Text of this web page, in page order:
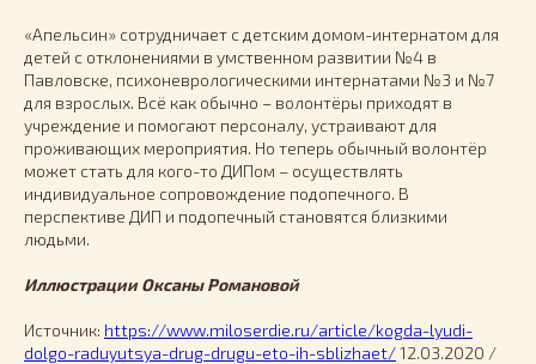
«Апельсин» сотрудничает с детским домом-интернатом для
детей с отклонениями в умственном развитии №4 в
Павловске, психоневрологическими интернатами №3 и №7
для взрослых. Всё как обычно – волонтёры приходят в
учреждение и помогают персоналу, устраивают для
проживающих мероприятия. Но теперь обычный волонтёр
может стать для кого-то ДИПом – осуществлять
индивидуальное сопровождение подопечного. В
перспективе ДИП и подопечный становятся близкими
людьми.
Иллюстрации Оксаны Романовой
Источник: https://www.miloserdie.ru/article/kogda-lyudi-
dolgo-raduyutsya-drug-drugu-eto-ih-sblizhaet/12.03.2020 /